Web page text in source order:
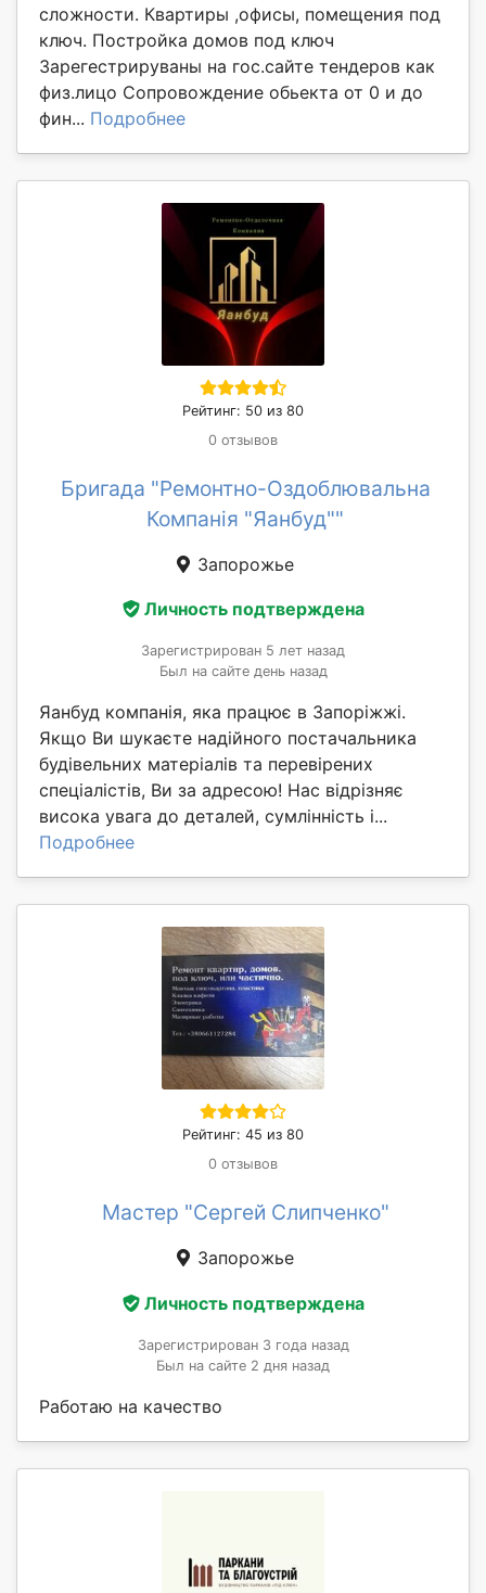
сложности. Квартиры ,офисы, помещения под
ключ. Постройка домов под ключ
Зарегестрируваны на гос.сайте тендеров как
физ.лицо Сопровождение обьекта от 0 и до
фин... Подробнее
Рейтинг: 50 из 80
0 отзывов
Бригада "Ремонтно-Оздоблювальна
Компанія "Яанбуд""
Запорожье
Личность подтверждена
Зарегистрирован 5 лет назад
Был на сайте день назад
Яанбуд компанія, яка працює в Запоріжжі.
Якщо Ви шукаєте надійного постачальника
будівельних матеріалів та перевірених
спеціалістів, Ви за адресою! Нас відрізняє
висока увага до деталей, сумлінність і...
Подробнее
Рейтинг: 45 из 80
0 отзывов
Мастер "Сергей Слипченко"
Запорожье
Личность подтверждена
Зарегистрирован 3 года назад
Был на сайте 2 дня назад
Работаю на качество